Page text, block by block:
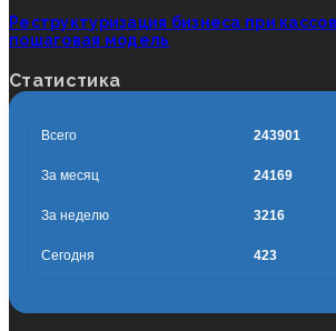
Реструктуризация бизнеса при
пошаговая модель
Статистика
Всего 243901
За месяц 24169
За неделю 3216
Сегодня 423